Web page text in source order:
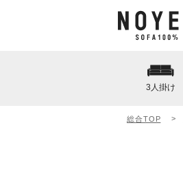
3人掛け
総合TOP